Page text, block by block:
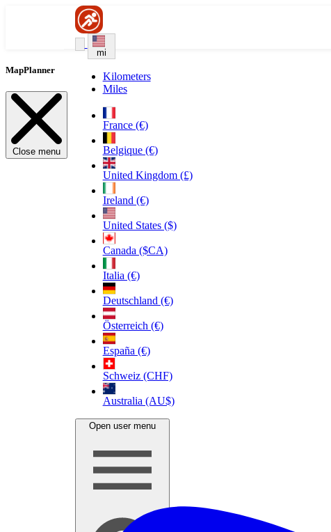
mi
Kilometers
Miles
France (€)
Belgique (€)
United Kingdom (£)
Ireland (€)
United States ($)
Canada ($CA)
Italia (€)
Deutschland (€)
Österreich (€)
España (€)
Schweiz (CHF)
Australia (AU$)
Open user menu
MapPlanner
Close menu